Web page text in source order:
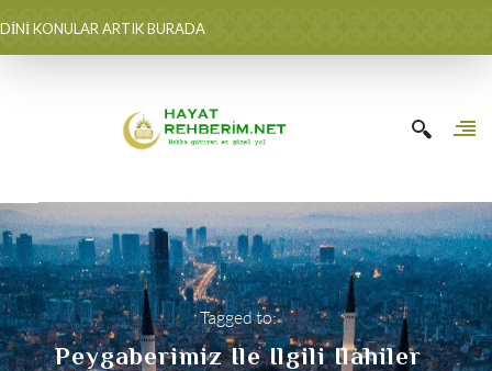
DİNİ KONULAR ARTIK BURADA
Tagged to:
Peygaberimiz Ile Ilgili Ilahiler